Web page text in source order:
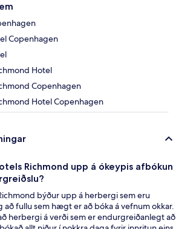
Copenhagen
Hotel
Copenhagen
Hotel Copenhagen
Richmond upp á ókeypis afbókun
býður upp á herbergi sem eru
fullu sem hægt er að bóka á vefnum okkar.
herbergi á verði sem er endurgreiðanlegt að